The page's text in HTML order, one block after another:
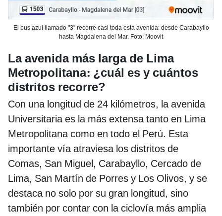
El bus azul llamado "3" recorre casi toda esta avenida: desde Carabayllo
hasta Magdalena del Mar. Foto: Moovit
La avenida más larga de Lima
Metropolitana: ¿cuál es y cuántos
distritos recorre?
Con una longitud de 24 kilómetros, la avenida
Universitaria es la más extensa tanto en Lima
Metropolitana como en todo el Perú. Esta
importante vía atraviesa los distritos de
Comas, San Miguel, Carabayllo, Cercado de
Lima, San Martín de Porres y Los Olivos, y se
destaca no solo por su gran longitud, sino
también por contar con la ciclovía más amplia